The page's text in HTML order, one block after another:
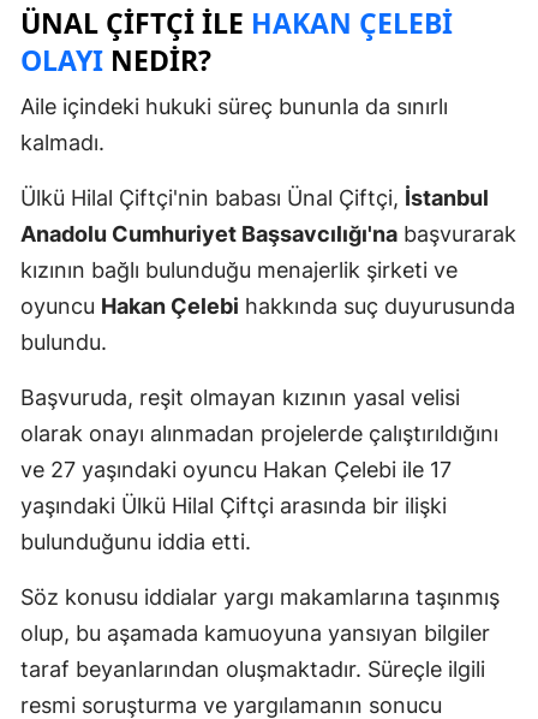
ÜNAL ÇIFTÇI ILE HAKAN ÇELEBI
OLAYI NEDIR?
Aile içindeki hukuki süreç bununla da sınırlı
kalmadı.
Ülkü Hilal Çiftçi'nin babası Ünal Çiftçi, İstanbul
Anadolu Cumhuriyet Başsavcılığı'na başvurarak
kızının bağlı bulunduğu menajerlik şirketi ve
oyuncu Hakan Çelebi hakkında suç duyurusunda
bulundu.
Başvuruda, reşit olmayan kızının yasal velisi
olarak onayı alınmadan projelerde çalıştırıldığını
ve 27 yaşındaki oyuncu Hakan Çelebi ile 17
yaşındaki Ülkü Hilal Çiftçi arasında bir ilişki
bulunduğunu iddia etti.
Söz konusu iddialar yargı makamlarına taşınmış
olup, bu aşamada kamuoyuna yansıyan bilgiler
taraf beyanlarından oluşmaktadır. Süreçle ilgili
resmi soruşturma ve yargılamanın sonucu